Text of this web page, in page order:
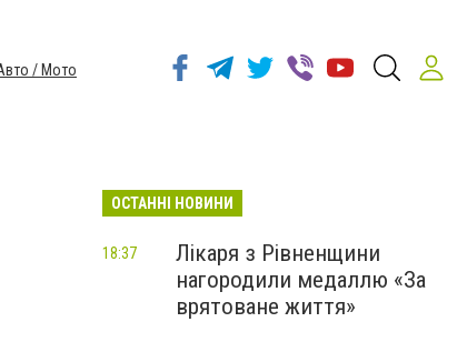
/ Мото
ОСТАННІ НОВИНИ
Лікаря з Рівненщини
нагородили медаллю «За
врятоване життя»
18:37